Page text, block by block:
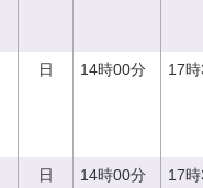
日 14時00分 17
日 14時00分 17